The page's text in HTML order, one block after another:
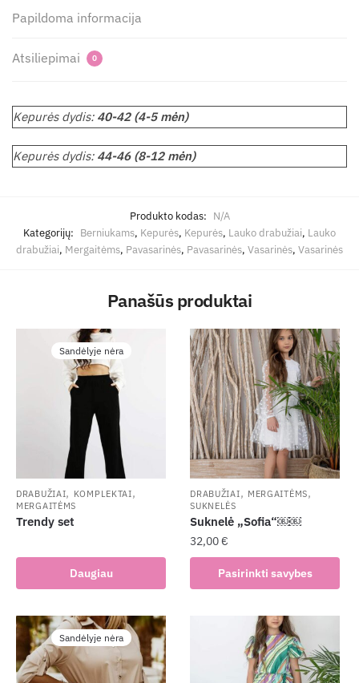
Papildoma informacija
Atsiliepimai 0
Kepurės dydis: 40-42 (4-5 mėn)
Kepurės dydis: 44-46 (8-12 mėn)
Produkto kodas: N/A
Kategorijų: Berniukams, Kepurės, Kepurės, Lauko drabužiai, Lauko
drabužiai, Mergaitėms, Pavasarinės, Pavasarinės, Vasarinės, Vasarinės
Panašūs produktai
Sandėlyje nėra
DRABUŽIAI, KOMPLEKTAI,
MERGAITĖMS
Trendy set
Daugiau
DRABUŽIAI, MERGAITĖMS,
SUKNELĖS
Suknelė „Sofia“￼￼
32,00€
Pasirinkti savybes
product
Sandėlyje nėra